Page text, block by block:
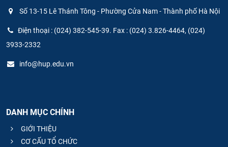
Số 13-15 Lê Thánh Tông - Phường Cửa Nam - Thành phố Hà Nội
Điện thoại : (024) 382-545-39. Fax : (024) 3.826-4464, (024)
3933-2332
info@hup.edu.vn
DANH MỤC CHÍNH
GIỚI THIỆU
CƠ CẤU TỔ CHỨC